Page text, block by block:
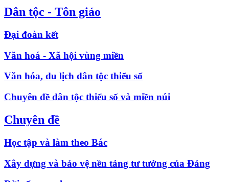
Dân tộc - Tôn giáo
Đại đoàn kết
Văn hoá - Xã hội vùng miền
Văn hóa, du lịch dân tộc thiểu số
Chuyên đề dân tộc thiểu số và miền núi
Chuyên đề
Học tập và làm theo Bác
Xây dựng và bảo vệ nền tảng tư tưởng của Đảng